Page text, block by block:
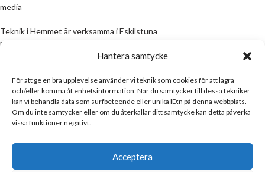
Hantera samtycke
För att ge en bra upplevelse använder vi teknik som cookies för att lagra
och/eller komma åt enhetsinformation. När du samtycker till dessa tekniker
kan vi behandla data som surfbeteende eller unika ID:n på denna webbplats.
Om du inte samtycker eller om du återkallar ditt samtycke kan detta påverka
vissa funktioner negativt.
Acceptera
media
Teknik i Hemmet är verksamma i Eskilstuna
Email:
All information på denna sida skall ses som en guide, inte en manual. Om
information på sidan inte stämmer och/eller är felaktig, skicka gärna ett
mail